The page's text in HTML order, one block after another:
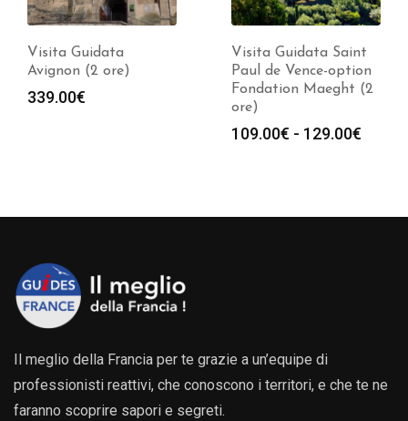
Visita Guidata
Avignon (2 ore)
339.00€
Visita Guidata Saint
Paul de Vence-option
Fondation Maeght (2
ore)
109.00€ - 129.00€
Il meglio della Francia per te grazie a un’equipe di
professionisti reattivi, che conoscono i territori, e che te ne
faranno scoprire sapori e segreti.